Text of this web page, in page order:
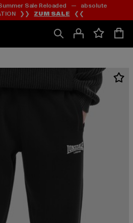
Zum
Inhalt
springen
Zum
Fußzeile
springen
Sale Reloaded — absolute
❯❯ ZUM SALE ❮❮